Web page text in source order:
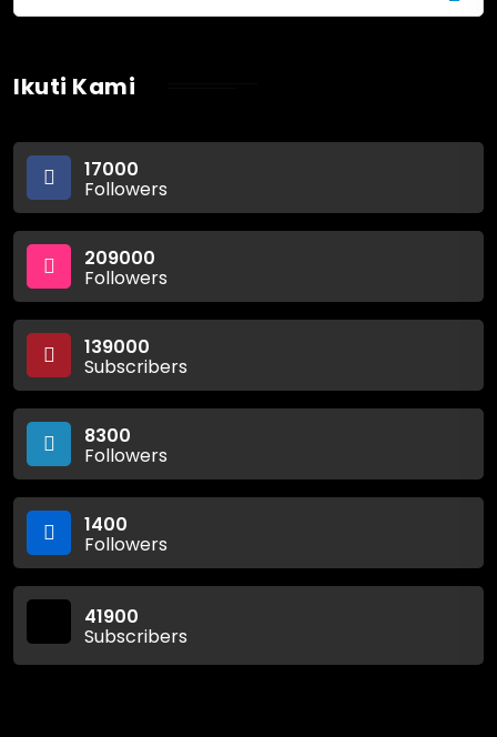
Ikuti Kami
17000
Followers
209000
Followers
139000
Subscribers
8300
Followers
1400
Followers
41900
Subscribers